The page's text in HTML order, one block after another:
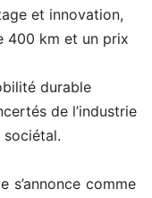
et innovation,
400 km et un prix
durable
de l’industrie
s’annonce comme